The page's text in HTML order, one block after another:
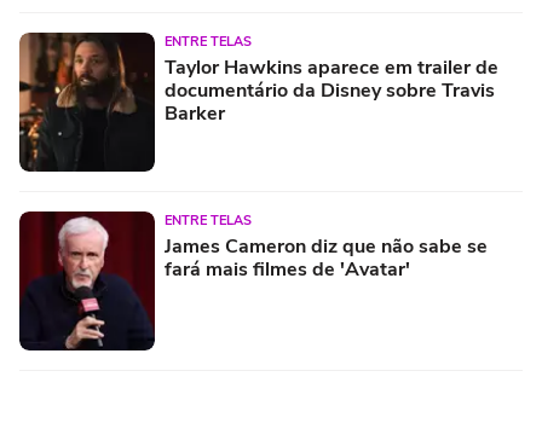
ENTRE TELAS
Taylor Hawkins aparece em trailer de
documentário da Disney sobre Travis
Barker
ENTRE TELAS
James Cameron diz que não sabe se
fará mais filmes de 'Avatar'